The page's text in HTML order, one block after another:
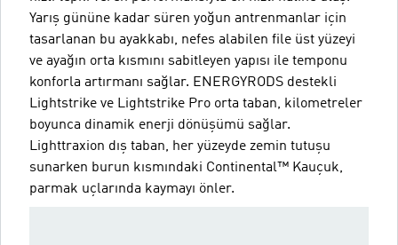
Yarış gününe kadar süren yoğun antrenmanlar için
tasarlanan bu ayakkabı, nefes alabilen file üst yüzeyi
ve ayağın orta kısmını sabitleyen yapısı ile temponu
konforla artırmanı sağlar. ENERGYRODS destekli
Lightstrike ve Lightstrike Pro orta taban, kilometreler
boyunca dinamik enerji dönüşümü sağlar.
Lighttraxion dış taban, her yüzeyde zemin tutuşu
sunarken burun kısmındaki Continental™ Kauçuk,
parmak uçlarında kaymayı önler.